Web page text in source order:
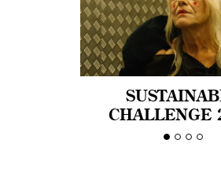
CHALLENGE
CELEBRA